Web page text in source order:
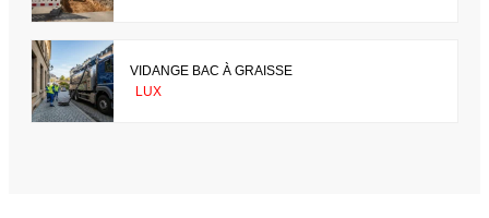
VIDANGE BAC À GRAISSE
LUX